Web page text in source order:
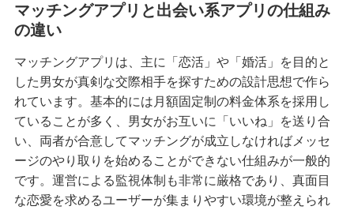
マッチングアプリと出会い系アプリの仕組み
の違い
マッチングアプリは、主に「恋活」や「婚活」を目的と
した男女が真剣な交際相手を探すための設計思想で作ら
れています。基本的には月額固定制の料金体系を採用し
ていることが多く、男女がお互いに「いいね」を送り合
い、両者が合意してマッチングが成立しなければメッセ
ージのやり取りを始めることができない仕組みが一般的
です。運営による監視体制も非常に厳格であり、真面目
な恋愛を求めるユーザーが集まりやすい環境が整えられ